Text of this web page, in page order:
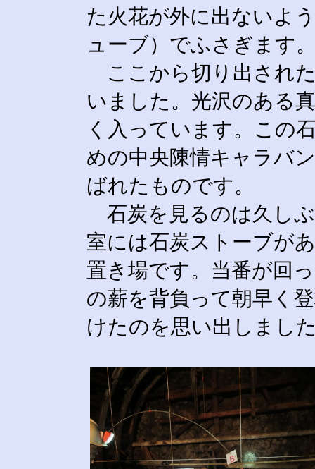
た火花が外に出ないよ
ューブ）でふさぎます
ここから切り出され
いました。光沢のある
く入っています。この
めの中央陳情キャラバ
ばれたものです。
石炭を見るのは久し
室には石炭ストーブが
置き場です。当番が回
の薪を背負って朝早く
けたのを思い出しまし